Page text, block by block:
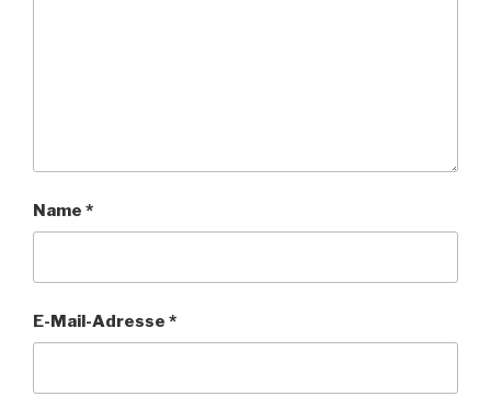
Name *
E-Mail-Adresse *